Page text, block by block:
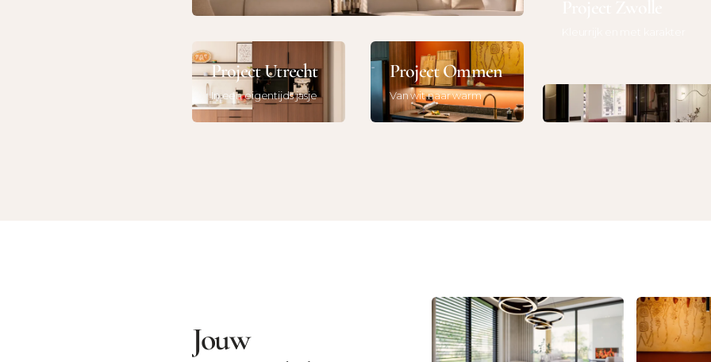
Project Utrecht
In een eigentijds jasje
Project Ommen
Van wit naar warm
Jouw